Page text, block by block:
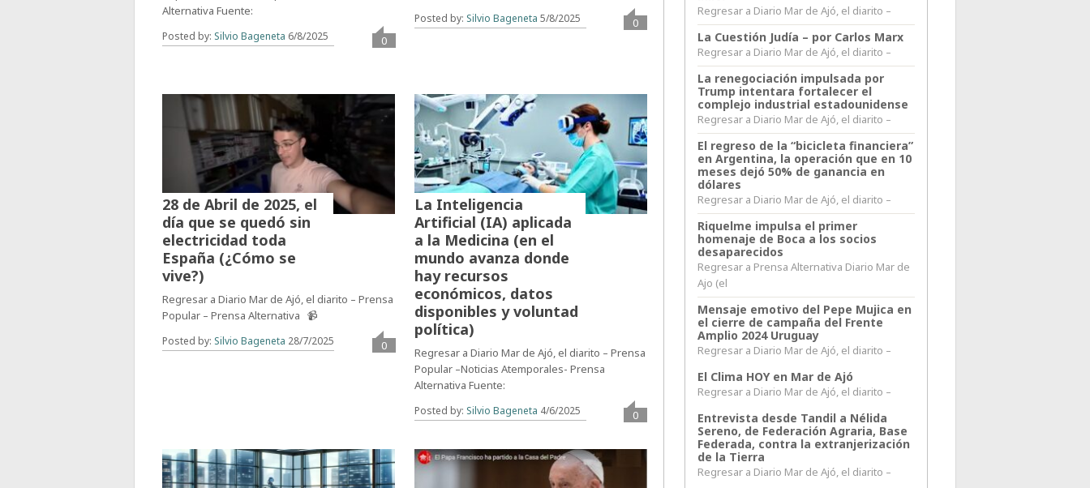
Alternativa Fuente:
Posted by: Silvio Bageneta 6/8/2025 0
Posted by: Silvio Bageneta 5/8/2025 0
28 de Abril de 2025, el
día que se quedó sin
electricidad toda
España (¿Cómo se
vive?)
Regresar a Diario Mar de Ajó, el diarito – Prensa
Popular – Prensa Alternativa 📹
Posted by: Silvio Bageneta 28/7/2025 0
La Inteligencia
Artificial (IA) aplicada
a la Medicina (en el
mundo avanza donde
hay recursos
económicos, datos
disponibles y voluntad
política)
Regresar a Diario Mar de Ajó, el diarito – Prensa
Popular –Noticias Atemporales- Prensa
Alternativa Fuente:
Posted by: Silvio Bageneta 4/6/2025 0
Regresar a Diario Mar de Ajó, el diarito –
La Cuestión Judía – por Carlos Marx
Regresar a Diario Mar de Ajó, el diarito –
La renegociación impulsada por
Trump intentara fortalecer el
complejo industrial estadounidense
Regresar a Diario Mar de Ajó, el diarito –
El regreso de la “bicicleta financiera”
en Argentina, la operación que en 10
meses dejó 50% de ganancia en
dólares
Regresar a Diario Mar de Ajó, el diarito –
Riquelme impulsa el primer
homenaje de Boca a los socios
desaparecidos
Regresar a Prensa Alternativa Diario Mar de
Ajo (el
Mensaje emotivo del Pepe Mujica en
el cierre de campaña del Frente
Amplio 2024 Uruguay
Regresar a Diario Mar de Ajó, el diarito –
El Clima HOY en Mar de Ajó
Regresar a Diario Mar de Ajó, el diarito –
Entrevista desde Tandil a Nélida
Sereno, de Federación Agraria, Base
Federada, contra la extranjerización
de la Tierra
Regresar a Diario Mar de Ajó, el diarito –